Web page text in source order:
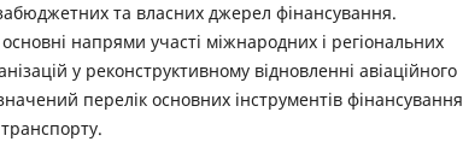
та власних джерел фінансування.
напрями участі міжнародних і регіональних
у реконструктивному відновленні авіаційного
перелік основних інструментів фінансування